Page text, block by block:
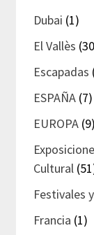
Dubai (1)
El Vallès
Escapadas
ESPAÑA (7)
EUROPA (9)
Cultural
Festivales
Francia (1)